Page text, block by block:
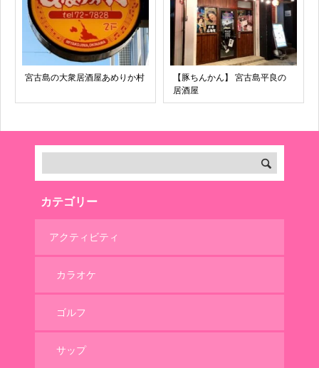
宮古島の大衆居酒屋あめりか村
【豚ちんかん】 宮古島平良の
居酒屋
カテゴリー
アクティビティ
カラオケ
ゴルフ
サップ